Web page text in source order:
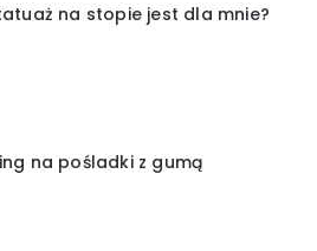
na stopie jest dla mnie?
na pośladki z gumą